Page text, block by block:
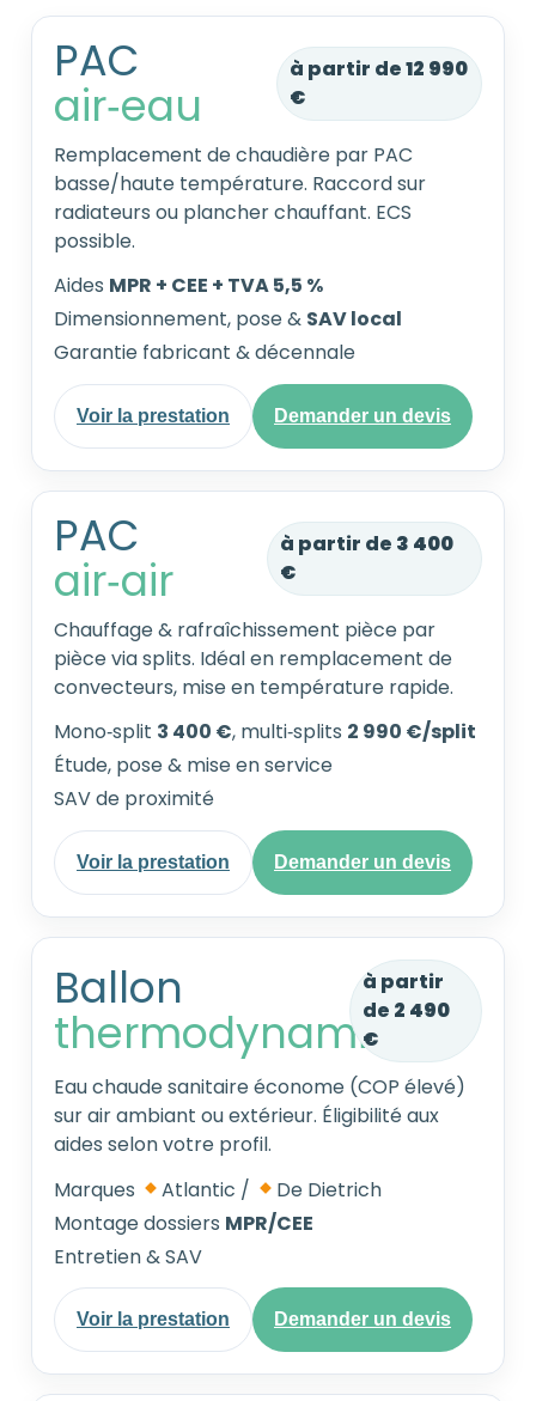
PAC
air‑eau
à partir de12 990
€
Remplacement de chaudière par PAC
basse/haute température. Raccord sur
radiateurs ou plancher chauffant. ECS
possible.
Aides MPR + CEE + TVA 5,5 %
Dimensionnement, pose & SAV local
Garantie fabricant & décennale
Voir la prestation Demander un devis
PAC
air‑air
à partir de 3 400
€
Chauffage & rafraîchissement pièce par
pièce via splits. Idéal en remplacement de
convecteurs, mise en température rapide.
Mono‑split 3 400 €, multi‑splits 2 990 €/split
Étude, pose & mise en service
SAV de proximité
Voir la prestation Demander un devis
Ballon
thermodynamique
à partir
de 2 490
€
Eau chaude sanitaire économe (COP élevé)
sur air ambiant ou extérieur. Éligibilité aux
aides selon votre profil.
Marques
Atlantic /
De Dietrich
Montage dossiers MPR/CEE
Entretien & SAV
Voir la prestation Demander un devis